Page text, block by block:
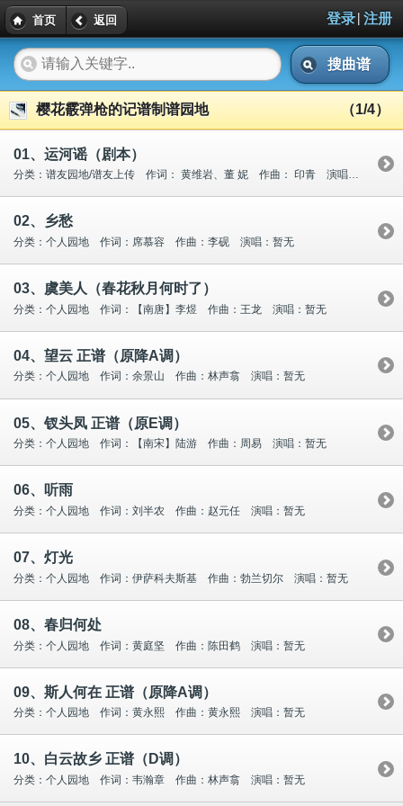
首页 返回 登录| 注册
搜曲谱
樱花霰弹枪的记谱制谱园地 （1/4）
01、运河谣（剧本）
分类：谱友园地/谱友上传 作词： 黄维岩、董 妮 作曲： 印青 演唱：暂无
02、乡愁
分类：个人园地 作词：席慕容 作曲：李砚 演唱：暂无
03、虞美人（春花秋月何时了）
分类：个人园地 作词：【南唐】李煜 作曲：王龙 演唱：暂无
04、望云 正谱（原降A调）
分类：个人园地 作词：余景山 作曲：林声翕 演唱：暂无
05、钗头凤 正谱（原E调）
分类：个人园地 作词：【南宋】陆游 作曲：周易 演唱：暂无
06、听雨
分类：个人园地 作词：刘半农 作曲：赵元任 演唱：暂无
07、灯光
分类：个人园地 作词：伊萨科夫斯基 作曲：勃兰切尔 演唱：暂无
08、春归何处
分类：个人园地 作词：黄庭坚 作曲：陈⽥鹤 演唱：暂无
09、斯人何在 正谱（原降A调）
分类：个人园地 作词：黄永熙 作曲：黄永熙 演唱：暂无
10、白云故乡 正谱（D调）
分类：个人园地 作词：韦瀚章 作曲：林声翕 演唱：暂无